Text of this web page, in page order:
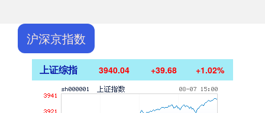
沪深京指数
上证综指 3940.04 +39.68 +1.02%